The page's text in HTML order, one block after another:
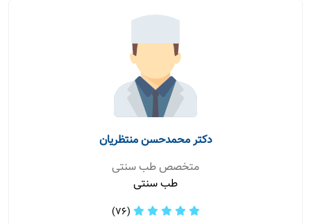
دکتر محمدحسن منتظریان
متخصص طب سنتی
طب سنتی
(76)